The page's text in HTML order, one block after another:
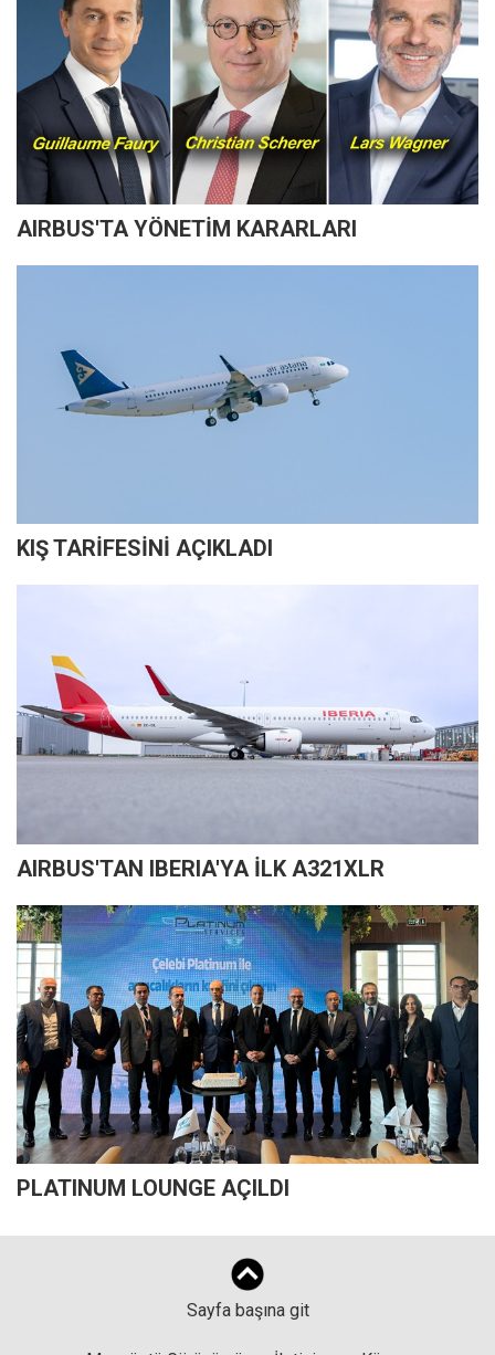
AIRBUS'TA YÖNETİM KARARLARI
KIŞ TARİFESİNİ AÇIKLADI
AIRBUS'TAN IBERIA'YA İLK A321XLR
PLATINUM LOUNGE AÇILDI
Sayfa başına git